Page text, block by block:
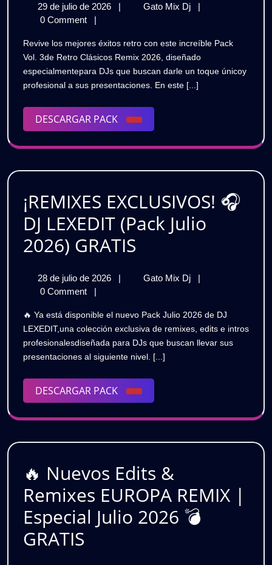
🎧
GRATIS
CLÁSICOS
REMIX
2026
|
Pack
Vol.
3
|
Intros
Exclusivos
para
DJs
🎧
29 de julio de 2026
29
de
2026
| Gato Mix Dj
🔥
REMIX
2026
|
Pack
GRATIS
|
0 Comment
|
Revive los mejores éxitos retro con este increíble Pack
Vol. 3de Retro Clásicos Remix 2026, diseñado
especialmentepara DJs que buscan darle un toque únicoy
profesional a sus presentaciones. En este [...]
DESCARGAR PACK
DESCARGAR
PACK
¡REMIXES EXCLUSIVOS! 🎧
DJ LEXEDIT (Pack Julio
2026) GRATIS
🎧
DJ
LEXEDIT
(Pack
Julio
2026)
GRATIS
28 de julio de 2026
28
de
2026
| Gato Mix Dj
¡REMIXES
DJ
LEXEDIT
(Pack
|
0 Comment
|
🔥 Ya está disponible el nuevo Pack Julio 2026 de DJ
LEXEDIT,una colección exclusiva de remixes, edits e intros
profesionalesdiseñada para DJs que buscan llevar sus
presentaciones al siguiente nivel. [...]
DESCARGAR PACK
DESCARGAR
PACK
🔥 Nuevos Edits &
Remixes EUROPA REMIX |
Especial Julio 2026 💣
GRATIS